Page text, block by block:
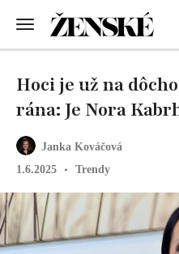
Janka Kováčová
1.6.2025
Trendy
Hoci je už na
rána: Je Nora